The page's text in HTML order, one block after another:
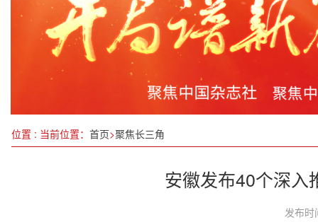
以多组学创新解锁中医药密码，为“十五五”开局
信长星与中央社会工作部部长吴汉圣举行工作会谈
江苏代表团举行全体会议专题学习习近平总书记重
位置 : 当前位置： 首页>聚焦长三角
安徽发布40个深入
发布